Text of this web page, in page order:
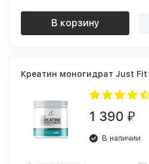
В корзину
Креатин моногидрат Just
1 390 ₽
В наличии